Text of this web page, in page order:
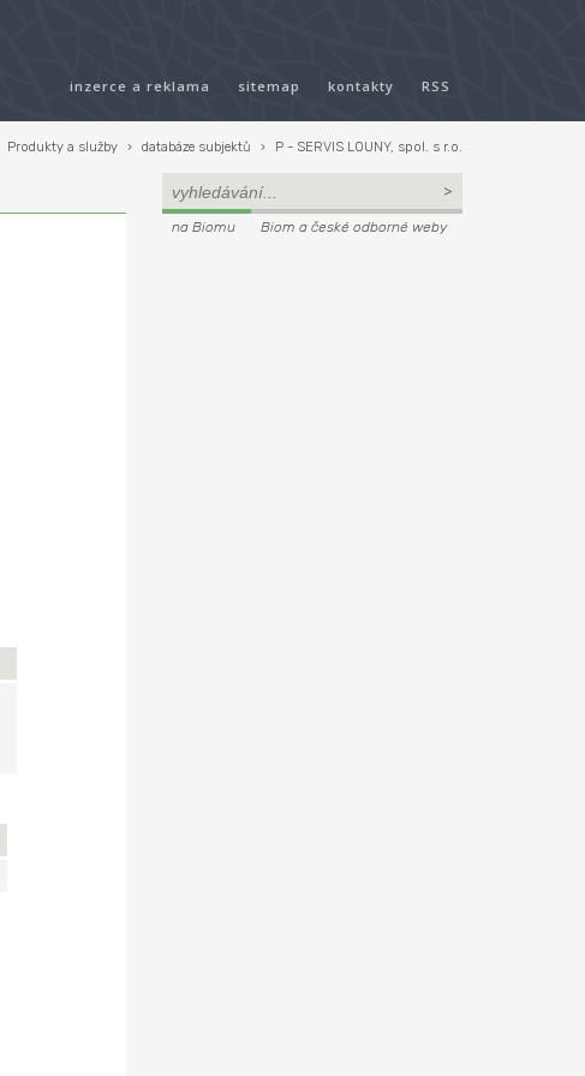
inzerce a reklama sitemap kontakty RSS
Produkty a služby › databáze subjektů › P - SERVIS LOUNY, spol. s r.o.
na Biomu Biom a české odborné weby